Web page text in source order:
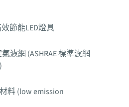
節能LED燈具
濾網 (ASHRAE 標準濾網
料 (low emission